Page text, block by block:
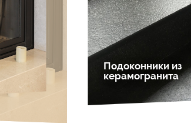
Подоконники из
керамогранита